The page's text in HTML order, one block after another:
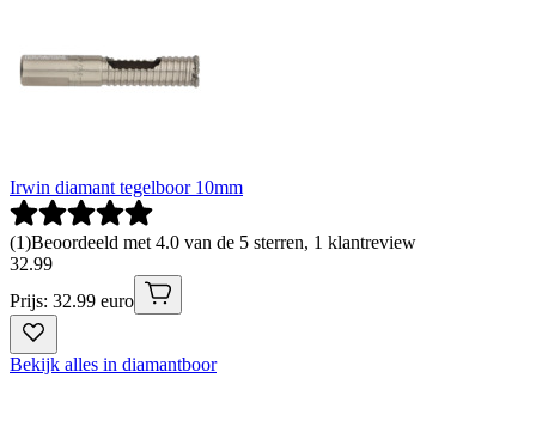
Irwin diamant tegelboor 10mm
(1)Beoordeeld met 4.0 van de 5 sterren, 1 klantreview
32.99
Prijs: 32.99 euro
Bekijk alles in diamantboor